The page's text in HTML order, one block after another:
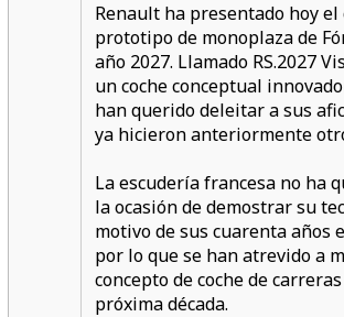
Renault ha presentado hoy
prototipo de monoplaza de
año 2027. Llamado RS.2027
un coche conceptual
han querido deleitar a sus
ya hicieron anteriormente
La escudería francesa no ha
la ocasión de demostrar su
motivo de sus cuarenta años
por lo que se han atrevido a
concepto de coche de
próxima década.